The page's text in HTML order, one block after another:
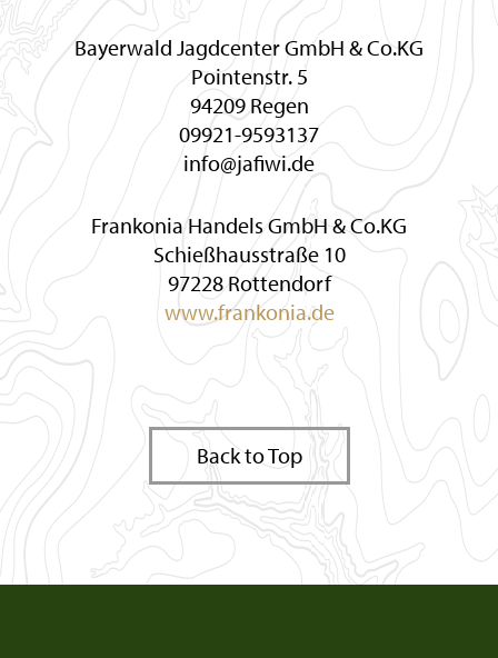
Bayerwald Jagdcenter GmbH & Co.KG
Pointenstr. 5
94209 Regen
09921-9593137
info@jafiwi.de
Frankonia Handels GmbH & Co.KG
Schießhausstraße 10
97228 Rottendorf
www.frankonia.de
Back to Top